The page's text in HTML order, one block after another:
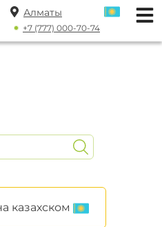
Алматы
+7 (777) 000-70-74
казахском